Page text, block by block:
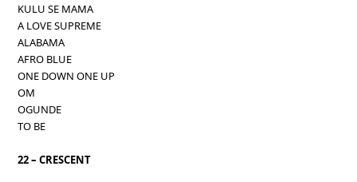
KULU SE MAMA
A LOVE SUPREME
ALABAMA
AFRO BLUE
ONE DOWN ONE UP
OM
OGUNDE
TO BE
22 – CRESCENT